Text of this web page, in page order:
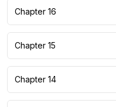
Chapter 16
Chapter 15
Chapter 14